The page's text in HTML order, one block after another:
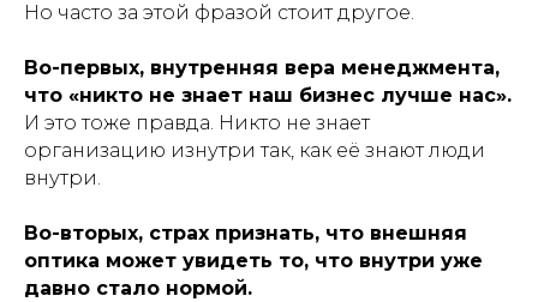
Но часто за этой фразой стоит другое.
Во-первых, внутренняя вера менеджмента,
что «никто не знает наш бизнес лучше нас».
И это тоже правда. Никто не знает
организацию изнутри так, как её знают люди
внутри.
Во-вторых, страх признать, что внешняя
оптика может увидеть то, что внутри уже
давно стало нормой.